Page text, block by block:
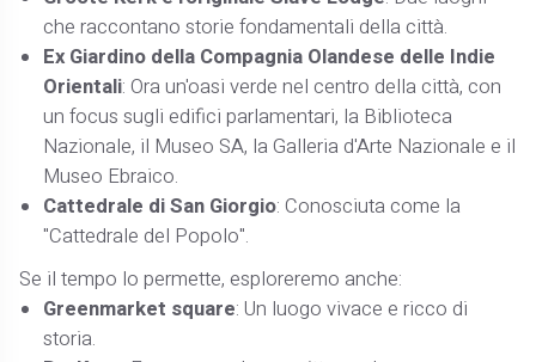
che raccontano storie fondamentali della città.
Ex Giardino della Compagnia Olandese delle Indie
Orientali: Ora un'oasi verde nel centro della città, con
un focus sugli edifici parlamentari, la Biblioteca
Nazionale, il Museo SA, la Galleria d'Arte Nazionale e il
Museo Ebraico.
Cattedrale di San Giorgio: Conosciuta come la
"Cattedrale del Popolo".
Se il tempo lo permette, esploreremo anche:
Greenmarket square: Un luogo vivace e ricco di
storia.